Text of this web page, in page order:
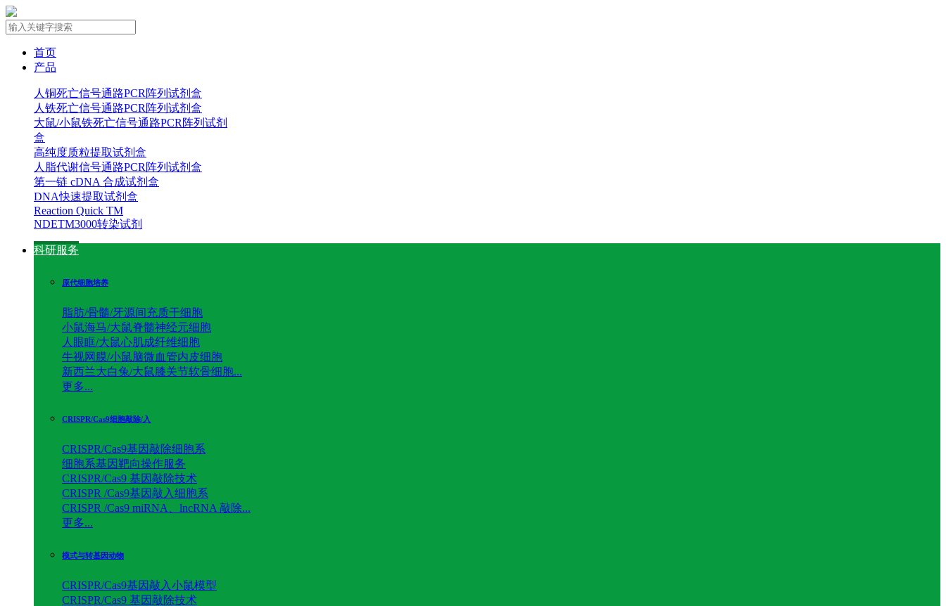
首页
产品
人铜死亡信号通路PCR阵列试剂盒
人铁死亡信号通路PCR阵列试剂盒
大鼠/小鼠铁死亡信号通路PCR阵列试剂
盒
高纯度质粒提取试剂盒
人脂代谢信号通路PCR阵列试剂盒
第一链 cDNA 合成试剂盒
DNA快速提取试剂盒
Reaction Quick TM
NDETM3000转染试剂
科研服务
原代细胞培养
脂肪/骨髓/牙源间充质干细胞
小鼠海马/大鼠脊髓神经元细胞
人眼眶/大鼠心肌成纤维细胞
牛视网膜/小鼠脑微血管内皮细胞
新西兰大白兔/大鼠膝关节软骨细胞...
更多...
CRISPR/Cas9细胞敲除/入
CRISPR/Cas9基因敲除细胞系
细胞系基因靶向操作服务
CRISPR/Cas9 基因敲除技术
CRISPR /Cas9基因敲入细胞系
CRISPR /Cas9 miRNA、lncRNA 敲除...
更多...
模式与转基因动物
CRISPR/Cas9基因敲入小鼠模型
CRISPR/Cas9 基因敲除技术